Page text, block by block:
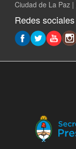
Ciudad de La Paz |
Redes sociales